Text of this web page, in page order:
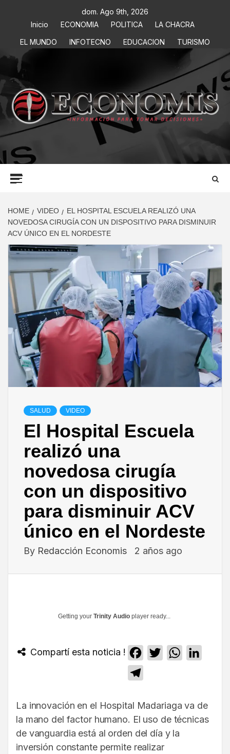
dom. Ago 9th, 2026
Inicio
ECONOMIA POLITICA
LA CHACRA
EL MUNDO
INFOTECNO EDUCACION TURISMO
ECONOMIS
INFORMACIÓN PARA TOMAR DECISIONES
HOME VIDEO
EL HOSPITAL ESCUELA REALIZÓ UNA
NOVEDOSA CIRUGÍA CON UN DISPOSITIVO PARA DISMINUIR
ACV ÚNICO EN EL NORDESTE
SALUD VIDEO
El Hospital Escuela
realizó una
novedosa cirugía
con un dispositivo
para disminuir ACV
único en el Nordeste
By Redacción Economis 2 años ago
Getting your Trinity Audio player ready...
Compartí esta noticia ! Facebook
TwitterWhatsApp
La innovación en el Hospital Madariaga va de
la mano del factor humano. El uso de técnicas
de vanguardia está al orden del día y la
inversión constante permite realizar